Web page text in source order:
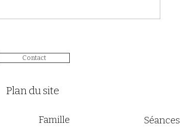
Contact
Plan du site
Famille Séances